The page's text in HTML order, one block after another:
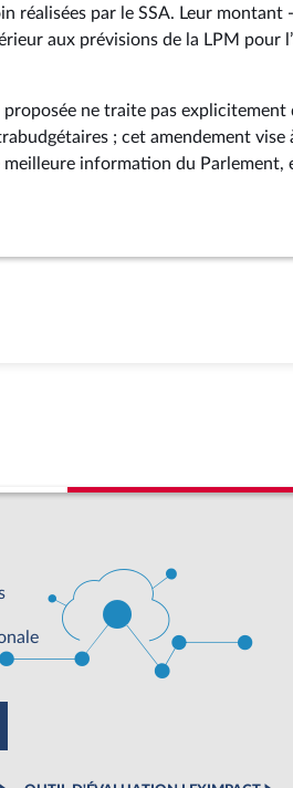
réalisées par le SSA. Leur montant
aux prévisions de la LPM pour
proposée ne traite pas
; cet amendement
information du Parlement,